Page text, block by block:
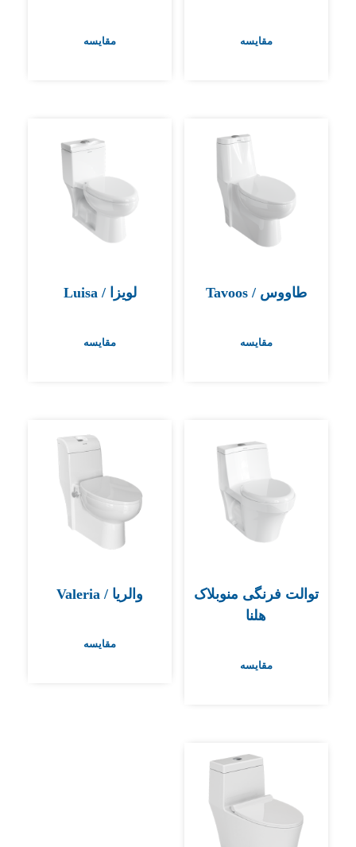
مقایسه مقایسه
طاووس / Tavoos
مقایسه
لویزا / Luisa
مقایسه
توالت فرنگی منوبلاک
هلنا
مقایسه
والریا / Valeria
مقایسه